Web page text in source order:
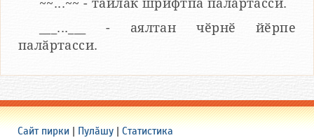
~~...~~ - тайлӑк шрифтпа палӑртасси.
___...___ - аялтан чӗрнӗ йӗрпе
палӑртасси.
Сайт пирки | Пулӑшу | Статистика